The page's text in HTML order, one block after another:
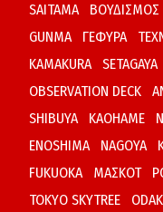
SAITAMA
ΒΟΥΔΙΣΜΟΣ
GUNMA
ΓΕΦΥΡΑ
KAMAKURA
SETAGAYA
OBSERVATION DECK
SHIBUYA
KAOHAME
ENOSHIMA
NAGOYA
FUKUOKA
ΜΑΣΚΟΤ
TOKYO SKYTREE